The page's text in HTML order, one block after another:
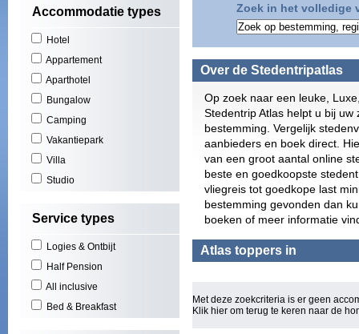
Accommodatie types
Hotel
Appartement
Aparthotel
Bungalow
Camping
Vakantiepark
Villa
Studio
Service types
Logies & Ontbijt
Half Pension
All inclusive
Bed & Breakfast
Zuid
El
Zoek in het volledige
Over de Stedentripatlas
Op zoek naar een leuke,
Stedentrip Atlas helpt u bij
bestemming. Vergelijk
aanbieders en boek direct.
van een groot aantal online
beste en goedkoopste
vliegreis tot goedkope last
bestemming gevonden dan
boeken of meer informatie
Atlas toppers in
Met deze zoekcriteria is er geen
Klik hier om terug te keren naar de